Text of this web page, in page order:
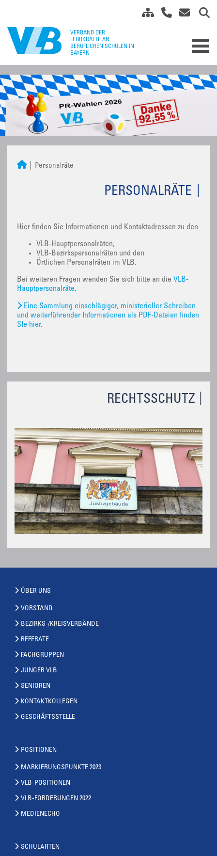
RECHTSSCHUTZ
Personalräte
PERSONALRÄTE
Hier finden Sie Informationen und Kontaktadressen zu den
VLB-Hauptpersonalräten,
VLB-Bezirkspersonalräten und den
Örtlichen Personalräten im VLB.
Bei weiteren Fragen wenden Sie sich bitte an die VLB-
Hauptpersonalräte.
Eine Sammlung einschlägiger, ministerieller Schreiben
und weiterführender Informationen als PDF-Dateien finden
SIe hier.
ÜBER UNS
VORSTAND
BEZIRKS-/KREISVERBÄNDE
REFERATE
FACHGRUPPEN
JUNGER VLB
SENIOREN
KONTAKTKOLLEGEN
GESCHÄFTSSTELLE
POSITIONEN
MARKIERUNGSPUNKTE 2023
VLB-POSITIONEN
VLB-FORDERUNGEN 2022
MEDIENECHO
SCHULARTEN